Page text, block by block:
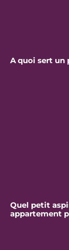
A quoi sert un
Quel petit
appartement